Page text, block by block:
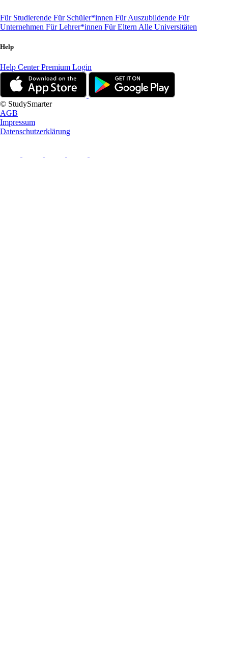
Für Studierende Für Schüler*innen Für Auszubildende Für
Unternehmen Für Lehrer*innen Für Eltern Alle Universitäten
Help
Help CenterPremium Login
© StudySmarter
AGB
Impressum
Datenschutzerklärung